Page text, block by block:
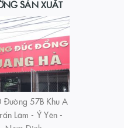
SẢN XUẤT
Đường 57B Khu A
Lâm - Ý Yên -